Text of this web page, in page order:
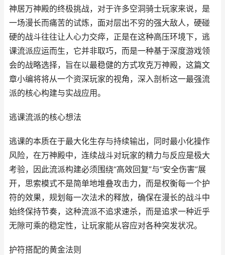
神居万神殿的终极挑战，对于许多空洞骑士玩家来说，是
一场漫长而痛苦的试炼，面对层出不穷的强大敌人，硬碰
硬的战斗往往让人心力交瘁，正是在这种高压环境下，逃
课流派应运而生，它并非取巧，而是一种基于深度游戏领
会的战略选择，旨在以最稳健的方式攻克万神殿，这篇文
章小编将将从一个资深玩家的视角，深入剖析这一最强流
派的核心构建与实战应用。
逃课流派的核心想法
逃课的本质在于最大化生存与持续输出，同时最小化操作
风险，在万神殿中，连续战斗对玩家的精力与反应是极大
考验，因此流派构建必须围绕“高效回复”与“安全伤害”展
开，思索模式不是简单地堆叠攻击力，而是权衡每一个护
符的效果，规划每一次法术的释放，确保在漫长的战斗中
始终保持节奏，这种流派不追求速杀，而是追求一种近乎
无隙可乘的稳定性，让玩家能从容应对各种突发状况。
护符搭配的黄金法则